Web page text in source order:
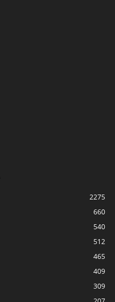
2275
660
540
512
465
409
309